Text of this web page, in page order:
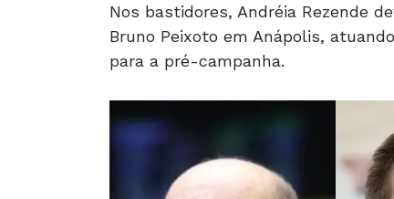
Nos bastidores, Andréia Rezende
Bruno Peixoto em Anápolis,
para a pré-campanha.